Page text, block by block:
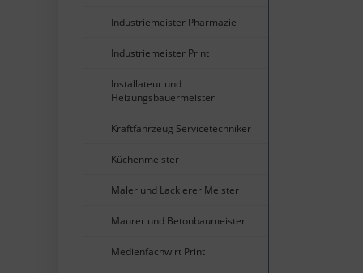
Industriemeister Pharmazie
Industriemeister Print
Installateur und
Heizungsbauermeister
Kraftfahrzeug Servicetechniker
Küchenmeister
Maler und Lackierer Meister
Maurer und Betonbaumeister
Medienfachwirt Print